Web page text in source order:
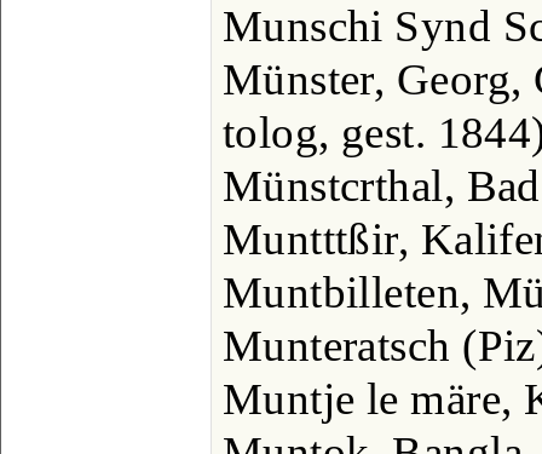
Munschi Synd
Münster, Georg,
tolog, gest.
Münstcrthal,
Muntttßir,
Muntbilleten,
Munteratsch
Muntje le märe,